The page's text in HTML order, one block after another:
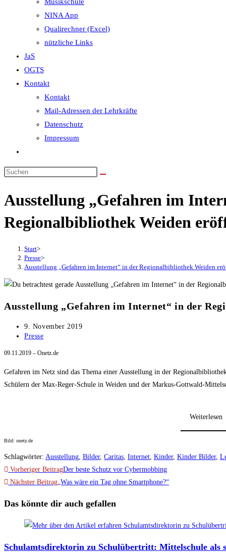
NINA App
Qualirechner (Excel)
nützliche Links
JaS
OGTS
Kontakt
Kontakt
Mail-Adressen der Lehrkräfte
Datenschutz
Impressum
umschalten
Ausstellung „Gefahren im
Regionalbibliothek Weiden
Start>
Presse>
Ausstellung „Gefahren im Internet“ in der Regionalbibliothek Weiden
Ausstellung „Gefahren im Internet“ in der
Beitrag
veröffentlicht:
9. November 2019
Beitrags-
Presse
09.11.2019 – Onetz.de
Gefahren im Netz sind das Thema einer Ausstellung in der
Schülern der Max-Reger-Schule in Weiden und der Markus-Gottwald-
Weiterlesen
Bild: onetz.de
Schlagwörter: Ausstellung, Bilder, Caritas, Internet, Kinder, Kinder Bilder,
Weitere
Artikel
ansehen
Vorheriger BeitragDer beste Schutz vor Cybermobbing
Nächster Beitrag„Was wäre ein Tag ohne Smartphone?“
Das könnte dir auch gefallen
Schulamtsdirektorin zu Schulübertritt: Mittelschule als